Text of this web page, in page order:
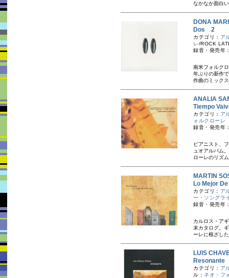
なかなか面白
DONA
Dos 2
カテゴリ： ア
レ/ROCK
録音・発売年
南米フォルク
年ぶりの新作
作曲のミック
ANALIA
Tiempo
カテゴリ： ア
ォルクローレ
録音・発売年
ピアニスト、
ュオアルバム
ローレのリズ
MARTIN
Lo Mejor
カテゴリ： ア
ー・ソングラ
録音・発売年
カルロス・ア
末カタログ。
ーレに根ざし
LUIS
Resonante
カテゴリ： ア
ル： ネオ・フ